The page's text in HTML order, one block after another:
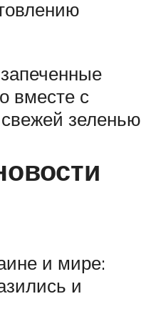
вместе с
зеленью
и мире:
и